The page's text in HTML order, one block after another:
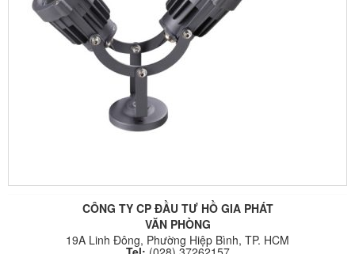
CÔNG TY CP ĐẦU TƯ HỒ GIA PHÁT
VĂN PHÒNG
19A Linh Đông, Phường Hiệp Bình, TP. HCM